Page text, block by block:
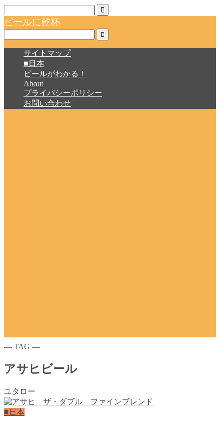
ビールに乾杯
サイトマップ
■日本
ビールがわかる！
About
プライバシーポリシー
お問い合わせ
― TAG ―
アサヒビール
ユタロー
■日本